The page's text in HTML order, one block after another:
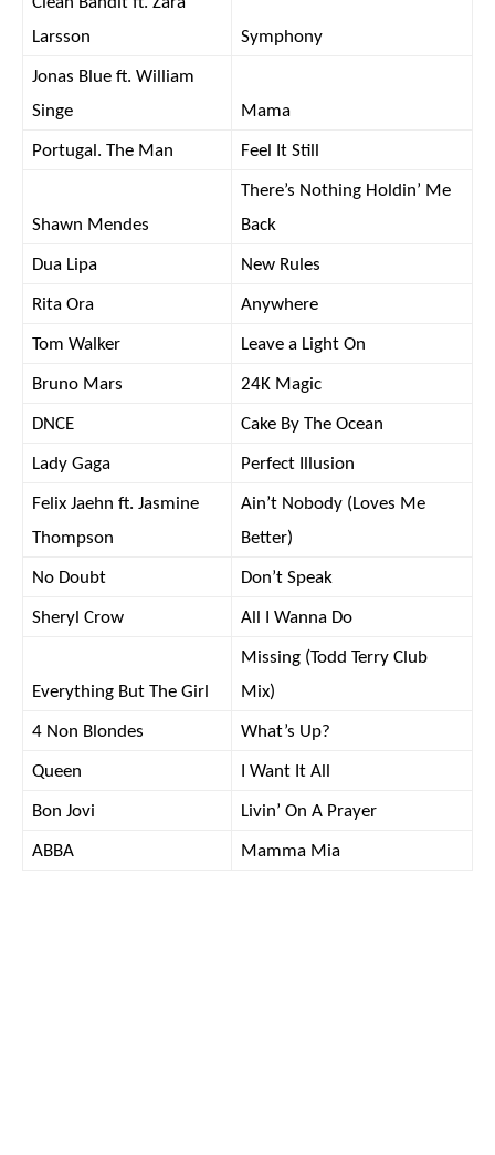
Larsson
Symphony
Jonas Blue ft. William
Singe
Mama
Portugal. The Man Feel It Still
Shawn Mendes
There’s Nothing Holdin’ Me
Back
Dua Lipa New Rules
Rita Ora Anywhere
Tom Walker Leave a Light On
Bruno Mars 24K Magic
DNCE Cake By The Ocean
Lady Gaga Perfect Illusion
Felix Jaehn ft. Jasmine
Thompson
Ain’t Nobody (Loves Me
Better)
No Doubt Don’t Speak
Sheryl Crow All I Wanna Do
Everything But The Girl
Missing (Todd Terry Club
Mix)
4 Non Blondes What’s Up?
Queen I Want It All
Bon Jovi Livin’ On A Prayer
ABBA Mamma Mia